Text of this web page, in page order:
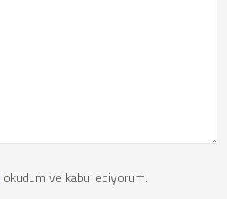
okudum ve kabul ediyorum.